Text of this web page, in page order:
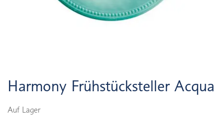
Harmony Frühstücksteller Acqua
Auf Lager